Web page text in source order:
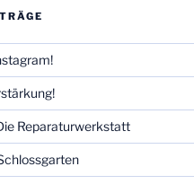
Reparaturwerkstatt